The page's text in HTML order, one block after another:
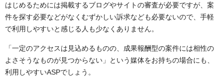
はじめるためには掲載するブログやサイトの審査が必要ですが、案
件を探す必要などがなくむずかしい訴求なども必要ないので、手軽
で利用しやすいと感じる人も少なくありません。
「一定のアクセスは見込めるものの、成果報酬型の案件には相性の
よさそうなものが見つからない」という媒体をお持ちの場合にも、
利用しやすいASPでしょう。